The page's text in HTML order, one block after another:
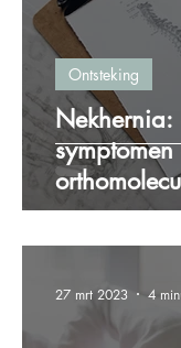
symptomen
oplossing
Ontsteking
27 mrt 2023 4